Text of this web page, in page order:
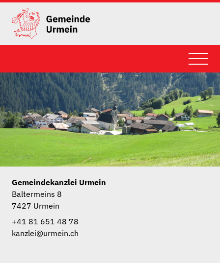
Gemeindekanzlei Urmein
Baltermeins 8
7427 Urmein
+41 81 651 48 78
kanzlei@urmein.ch